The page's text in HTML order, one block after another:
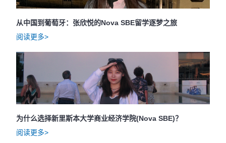
从中国到葡萄牙：张欣悦的Nova SBE留学逐梦之旅
阅读更多>
为什么选择新里斯本大学商业经济学院(Nova SBE)？
阅读更多>